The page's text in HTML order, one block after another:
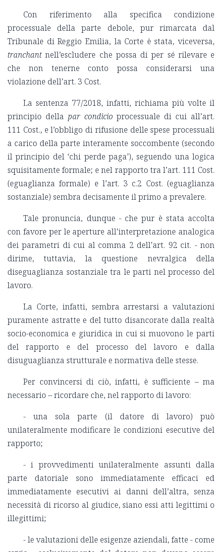
Con riferimento alla specifica condizione
processuale della parte debole, pur rimarcata dal
Tribunale di Reggio Emilia, la Corte è stata, viceversa,
tranchantnell’escludere che possa di per sé rilevare e
che non tenerne conto possa considerarsi una
violazione dell’art. 3 Cost.
La sentenza 77/2018, infatti, richiama più volte il
principio della par condicio processuale di cui all’art.
111 Cost., e l’obbligo di rifusione delle spese processuali
a carico della parte interamente soccombente (secondo
il principio del ‘chi perde paga’), seguendo una logica
squisitamente formale; e nel rapporto tra l’art. 111 Cost.
(eguaglianza formale) e l’art. 3 c.2 Cost. (eguaglianza
sostanziale) sembra decisamente il primo a prevalere.
Tale pronuncia, dunque - che pur è stata accolta
con favore per le aperture all’interpretazione analogica
dei parametri di cui al comma 2 dell’art. 92 cit. - non
dirime, tuttavia, la questione nevralgica della
diseguaglianza sostanziale tra le parti nel processo del
lavoro.
La Corte, infatti, sembra arrestarsi a valutazioni
puramente astratte e del tutto disancorate dalla realtà
socio-economica e giuridica in cui si muovono le parti
del rapporto e del processo del lavoro e dalla
disuguaglianza strutturale e normativa delle stesse.
Per convincersi di ciò, infatti, è sufficiente – ma
necessario – ricordare che, nel rapporto di lavoro:
- una sola parte (il datore di lavoro) può
unilateralmente modificare le condizioni esecutive del
rapporto;
- i provvedimenti unilateralmente assunti dalla
parte datoriale sono immediatamente efficaci ed
immediatamente esecutivi ai danni dell’altra, senza
necessità di ricorso al giudice, siano essi atti legittimi o
illegittimi;
- le valutazioni delle esigenze aziendali, fatte - come